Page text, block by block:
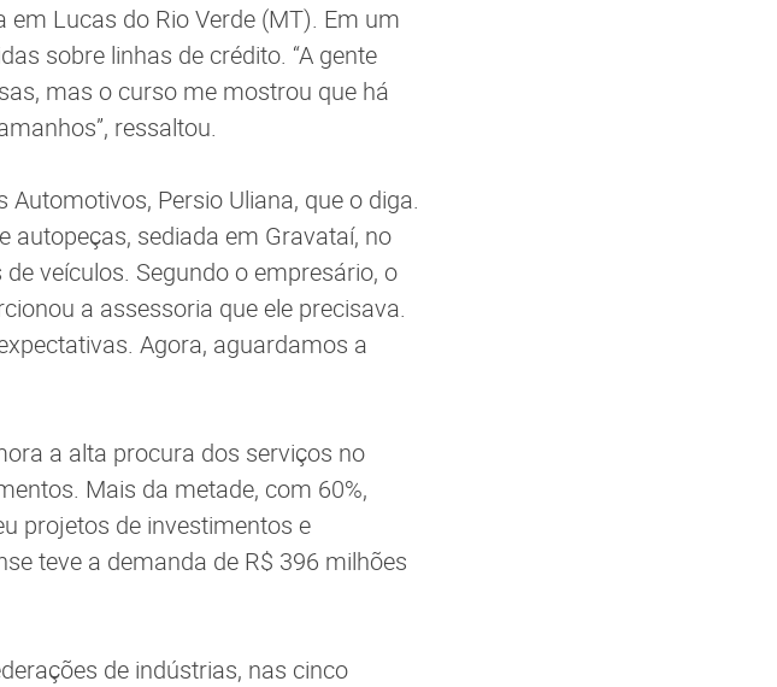
Lucas do Rio Verde (MT). Em um
sobre linhas de crédito. “A gente
mas o curso me mostrou que há
ressaltou.
Persio Uliana, que o diga.
autopeças, sediada em Gravataí, no
veículos. Segundo o empresário, o
a assessoria que ele precisava.
Agora, aguardamos a
a alta procura dos serviços no
Mais da metade, com 60%,
projetos de investimentos e
teve a demanda de R$ 396 milhões
de indústrias, nas cinco